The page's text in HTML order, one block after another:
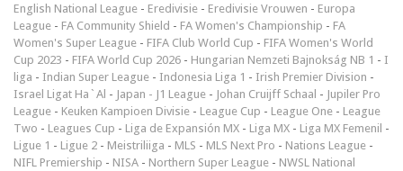
English National League - Eredivisie - Eredivisie Vrouwen - Europa
League - FA Community Shield - FA Women's Championship - FA
Women's Super League - FIFA Club World Cup - FIFA Women's World
Cup 2023 - FIFA World Cup 2026 - Hungarian Nemzeti Bajnokság NB 1 - I
liga - Indian Super League - Indonesia Liga 1 - Irish Premier Division -
Israel Ligat Ha`Al - Japan - J1 League - Johan Cruijff Schaal - Jupiler Pro
League - Keuken Kampioen Divisie - League Cup - League One - League
Two - Leagues Cup - Liga de Expansión MX - Liga MX - Liga MX Femenil -
Ligue 1 - Ligue 2 - Meistriliiga - MLS - MLS Next Pro - Nations League -
NIFL Premiership - NISA - Northern Super League - NWSL National